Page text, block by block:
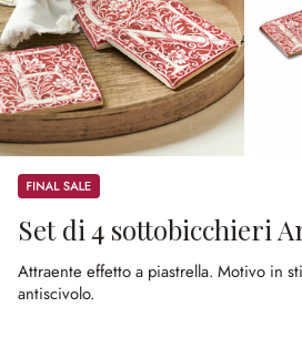
Sale
Set di 4 sottobicchieri
Attraente effetto a piastrella. Motivo in
antiscivolo.